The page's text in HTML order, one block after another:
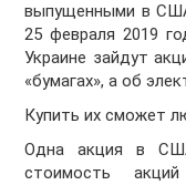
выпущенными в
25 февраля 2019
Украине зайдут
«бумагах», а об
Купить их сможет
Одна акция в
стоимость